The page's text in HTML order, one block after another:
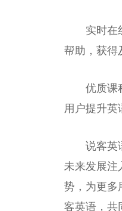
实时在
帮助，获得
优质课
用户提升英
说客英
未来发展注
势，为更多
客英语，共